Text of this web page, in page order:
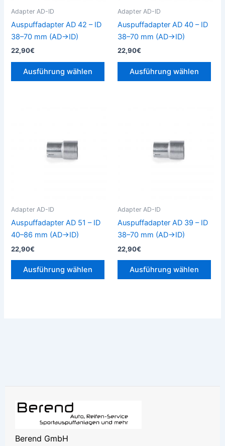
Adapter AD-ID
Auspuffadapter AD 42 – ID
38–70 mm (AD→ID)
22,90€
Ausführung wählen
können
gewählt
Adapter AD-ID
Auspuffadapter AD 40 – ID
38–70 mm (AD→ID)
22,90€
Ausführung wählen
Adapter AD-ID
Auspuffadapter AD 51 – ID
40–86 mm (AD→ID)
22,90€
Ausführung wählen
können
gewählt
Adapter AD-ID
Auspuffadapter AD 39 – ID
38–70 mm (AD→ID)
22,90€
Ausführung wählen
Berend GmbH